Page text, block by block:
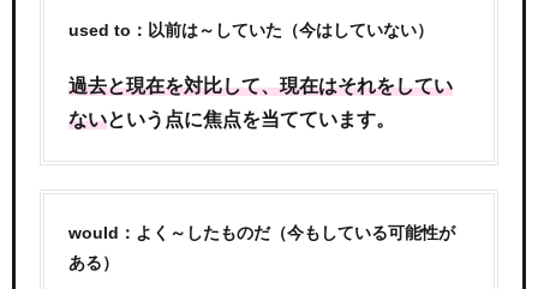
used to：以前は～していた（今はしていない）
過去と現在を対比して、現在はそれをしてい
ないという点に焦点を当てています。
would：よく～したものだ（今もしている可能性が
ある）